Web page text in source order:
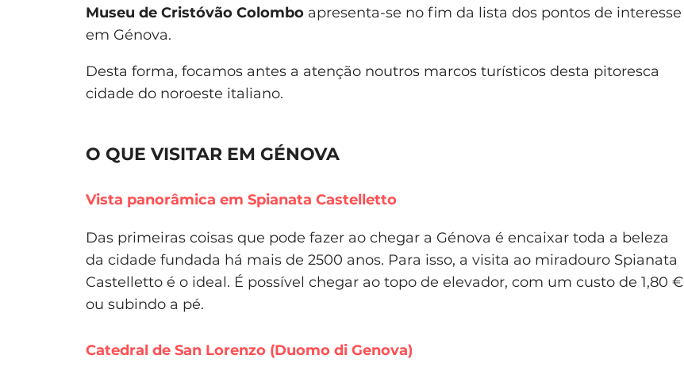
Museu de Cristóvão Colombo apresenta-se no fim da lista dos pontos de interesse
em Génova.
Desta forma, focamos antes a atenção noutros marcos turísticos desta pitoresca
cidade do noroeste italiano.
O QUE VISITAR EM GÉNOVA
Vista panorâmica em Spianata Castelletto
Das primeiras coisas que pode fazer ao chegar a Génova é encaixar toda a beleza
da cidade fundada há mais de 2500 anos. Para isso, a visita ao miradouro Spianata
Castelletto é o ideal. É possível chegar ao topo de elevador, com um custo de 1,80 €
ou subindo a pé.
Catedral de San Lorenzo (Duomo di Genova)